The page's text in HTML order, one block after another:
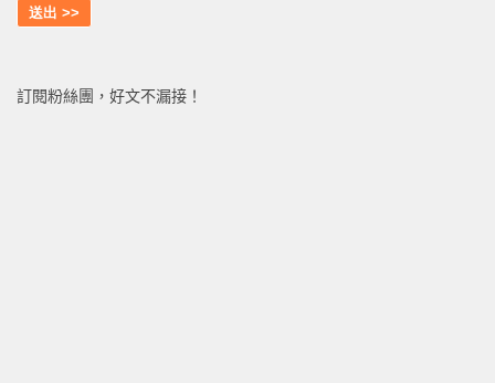
訂閱粉絲團，好文不漏接！